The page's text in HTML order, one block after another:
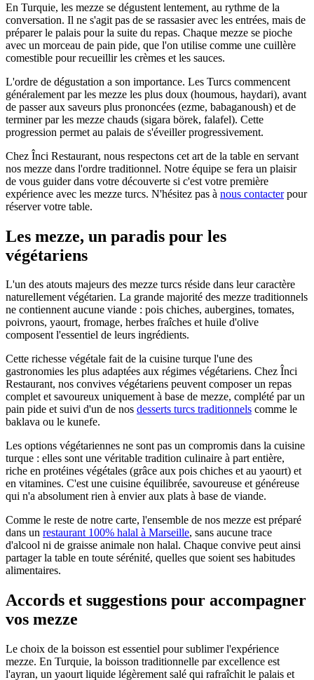
En Turquie, les mezze se dégustent lentement, au rythme de la
conversation. Il ne s'agit pas de se rassasier avec les entrées, mais de
préparer le palais pour la suite du repas. Chaque mezze se pioche
avec un morceau de pain pide, que l'on utilise comme une cuillère
comestible pour recueillir les crèmes et les sauces.
L'ordre de dégustation a son importance. Les Turcs commencent
généralement par les mezze les plus doux (houmous, haydari), avant
de passer aux saveurs plus prononcées (ezme, babaganoush) et de
terminer par les mezze chauds (sigara börek, falafel). Cette
progression permet au palais de s'éveiller progressivement.
Chez Înci Restaurant, nous respectons cet art de la table en servant
nos mezze dans l'ordre traditionnel. Notre équipe se fera un plaisir
de vous guider dans votre découverte si c'est votre première
expérience avec les mezze turcs. N'hésitez pas à nous contacter pour
réserver votre table.
Les mezze, un paradis pour les
végétariens
L'un des atouts majeurs des mezze turcs réside dans leur caractère
naturellement végétarien. La grande majorité des mezze traditionnels
ne contiennent aucune viande : pois chiches, aubergines, tomates,
poivrons, yaourt, fromage, herbes fraîches et huile d'olive
composent l'essentiel de leurs ingrédients.
Cette richesse végétale fait de la cuisine turque l'une des
gastronomies les plus adaptées aux régimes végétariens. Chez Înci
Restaurant, nos convives végétariens peuvent composer un repas
complet et savoureux uniquement à base de mezze, complété par un
pain pide et suivi d'un de nos desserts turcs traditionnels comme le
baklava ou le kunefe.
Les options végétariennes ne sont pas un compromis dans la cuisine
turque : elles sont une véritable tradition culinaire à part entière,
riche en protéines végétales (grâce aux pois chiches et au yaourt) et
en vitamines. C'est une cuisine équilibrée, savoureuse et généreuse
qui n'a absolument rien à envier aux plats à base de viande.
Comme le reste de notre carte, l'ensemble de nos mezze est préparé
dans un restaurant 100% halal à Marseille, sans aucune trace
d'alcool ni de graisse animale non halal. Chaque convive peut ainsi
partager la table en toute sérénité, quelles que soient ses habitudes
alimentaires.
Accords et suggestions pour accompagner
vos mezze
Le choix de la boisson est essentiel pour sublimer l'expérience
mezze. En Turquie, la boisson traditionnelle par excellence est
l'ayran, un yaourt liquide légèrement salé qui rafraîchit le palais et